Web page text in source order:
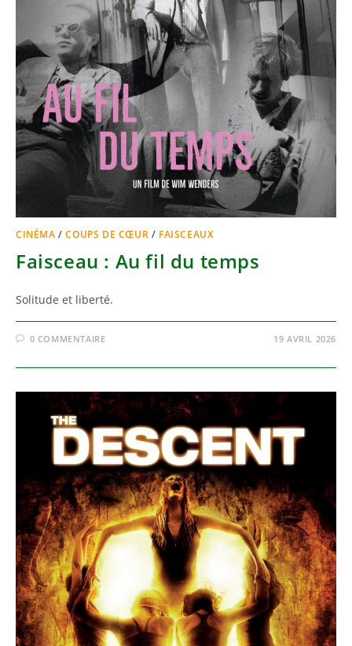
CINÉMA /COUPS DE CŒUR / FAISCEAUX
Faisceau : Au fil du temps
Solitude et liberté.
0 COMMENTAIRE 19 AVRIL 2026